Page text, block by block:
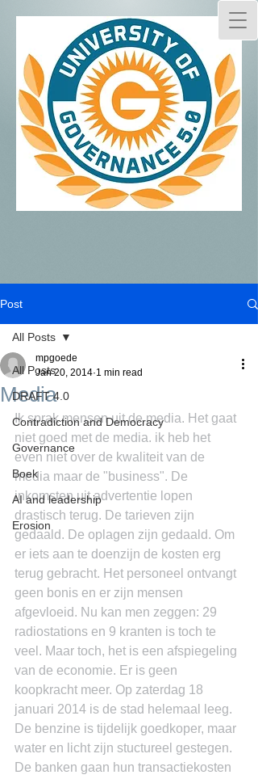
Post
All Posts
DRAFT 4.0
Contradiction and Democracy
Governance
Boek
AI and leadership
Erosion
All Posts
Media
mpgoede
Jan 20, 2014 1 min read
Ik sprak mensen uit de media. Het gaat
niet goed met de media. ik heb het
even niet over de kwaliteit van de
media maar de "business". De
inkomsten uit advertentie lopen
drastisch terug. De tarieven zijn
gedaald. De oplagen zijn gedaald. Om
er iets aan te doenzijn de kosten erg
terug gebracht. Het personeel ontvangt
geen bonis en er zijn mensen
afgevloeid. Nu kan men zeggen: 29
radiostations en 9 kranten is toch te
veel. Maar toch, het is een afspiegeling
van de economie. Er is geen
koopkracht meer. Op zaterdag 18
januari 2014 is de stad helemaal leeg.
De benzine is tijdelijk goedkoper, maar
water en licht zijn stuctureel gestegen.
De banken gaan hun transactiekosten